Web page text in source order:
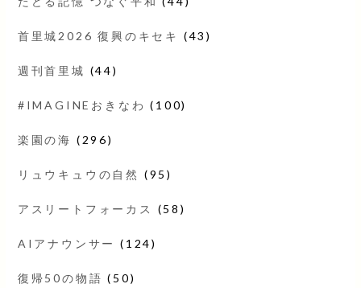
首里城2026 復興のキセキ (43)
週刊首里城 (44)
#IMAGINEおきなわ (100)
楽園の海 (296)
リュウキュウの自然 (95)
アスリートフォーカス (58)
AIアナウンサー (124)
復帰50の物語 (50)